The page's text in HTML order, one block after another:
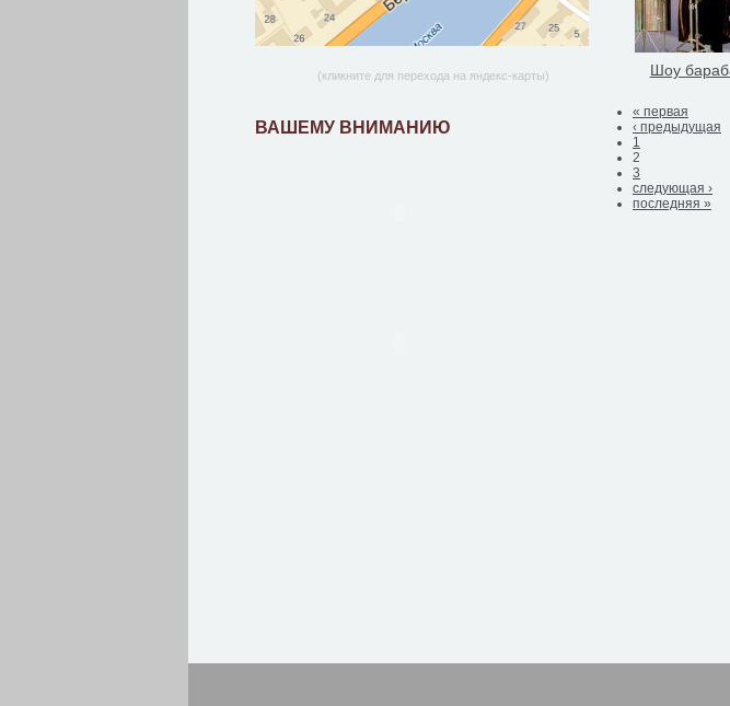
Шоу
« первая
‹ предыдущая
1
2
3
следующая ›
последняя »
(кликните для перехода на яндекс-карты)
ВАШЕМУ ВНИМАНИЮ